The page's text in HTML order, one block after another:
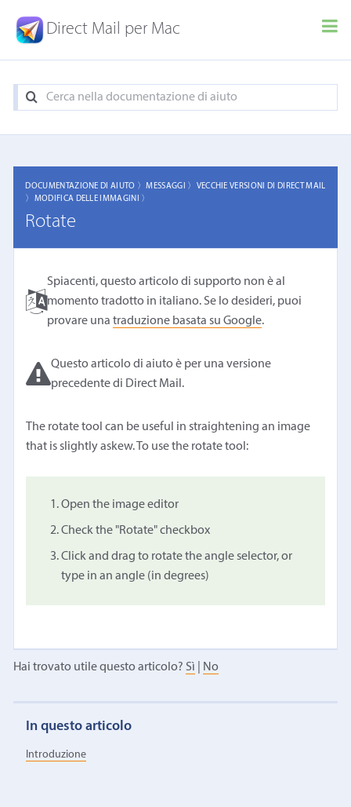
Direct Mail per Mac
DOCUMENTAZIONE DI AIUTO 〉MESSAGGI 〉 VECCHIE VERSIONI DI DIRECT MAIL
〉 MODIFICA DELLE IMMAGINI 〉
Rotate
Spiacenti, questo articolo di supporto non è al
momento tradotto in italiano. Se lo desideri, puoi
provare unatraduzione basata su Google.
Questo articolo di aiuto è per una versione
precedente di Direct Mail.
The rotate tool can be useful in straightening an image
that is slightly askew. To use the rotate tool:
Open the image editor
Check the "Rotate" checkbox
Click and drag to rotate the angle selector, or
type in an angle (in degrees)
Hai trovato utile questo articolo? Sì No
In questo articolo
Introduzione